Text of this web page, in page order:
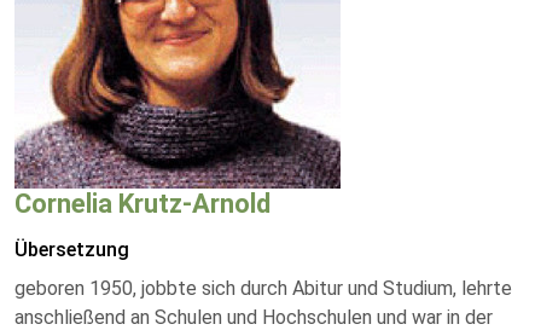
Cornelia Krutz-Arnold
Übersetzung
geboren 1950, jobbte sich durch Abitur und Studium, lehrte
anschließend an Schulen und Hochschulen und war in der